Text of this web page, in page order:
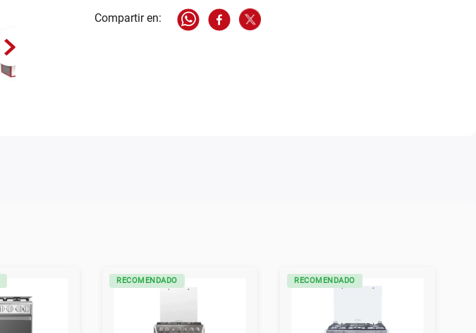
RECOMENDADO RECOMENDADO